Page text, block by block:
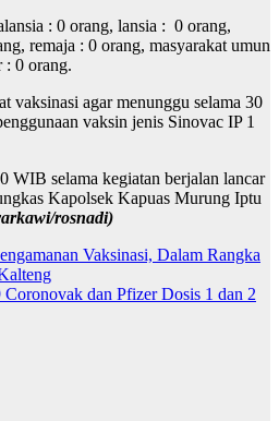
: 0 orang, lansia : 0 orang,
remaja : 0 orang, masyarakat umun
: 0 orang.
vaksinasi agar menunggu selama 30
vaksin jenis Sinovac IP 1
WIB selama kegiatan berjalan lancar
Kapolsek Kapuas Murung Iptu
rosnadi)
Vaksinasi, Dalam Rangka
dan Pfizer Dosis 1 dan 2